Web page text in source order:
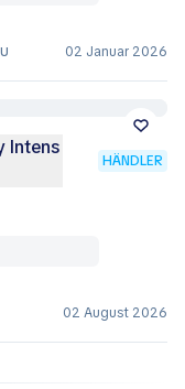
02 Januar 2026
Intens
HÄNDLER
02 August 2026